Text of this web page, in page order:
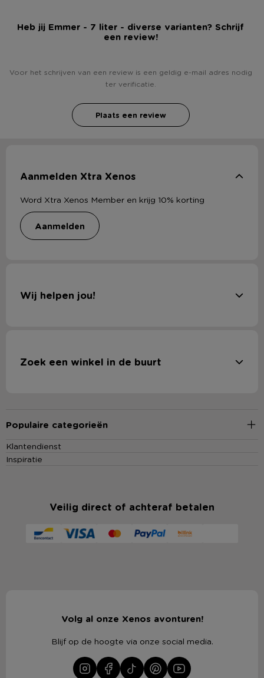
Heb jij Emmer - 7 liter - diverse varianten? Schrijf
een review!
Voor het schrijven van een review is een geldig e-mail adres nodig
ter verificatie.
Plaats een review
Aanmelden Xtra Xenos
Word Xtra Xenos Member en krijg 10% korting
aanmelden
Wij helpen jou!
Zoek een winkel in de buurt
Populaire categorieën
Klantendienst
Inspiratie
Veilig direct of achteraf betalen
Volg al onze Xenos avonturen!
Blijf op de hoogte via onze social media.